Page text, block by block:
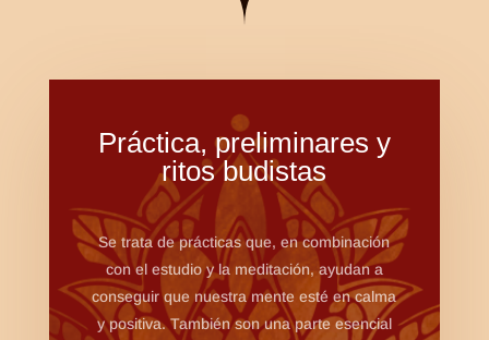
Práctica, preliminares y
ritos budistas
Se trata de prácticas que, en combinación
con el estudio y la meditación, ayudan a
conseguir que nuestra mente esté en calma
y positiva. También son una parte esencial